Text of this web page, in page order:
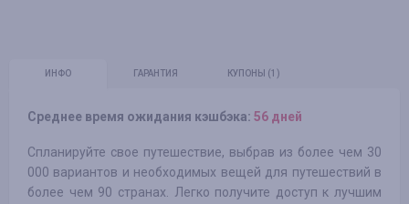
ИНФО ГАРАНТИЯ КУПОНЫ (1)
Среднее время ожидания кэшбэка: 56 дней
Спланируйте свое путешествие, выбрав из более чем 30
000 вариантов и необходимых вещей для путешествий в
более чем 90 странах. Легко получите доступ к лучшим